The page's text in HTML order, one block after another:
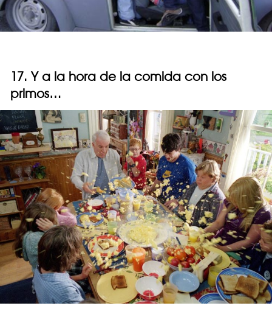
17. Y a la hora de la comida con los
primos…